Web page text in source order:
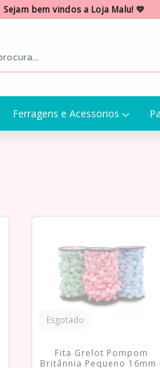
Sejam bem vindos a Loja Malu! 💛
Ferragens e Acessorios
Esgotado
Fita Grelot Pompom
Britânnia Pequeno 16mm